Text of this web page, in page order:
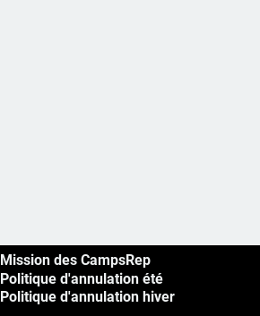
Mission des CampsRep
Politique d'annulation été
Politique d'annulation hiver